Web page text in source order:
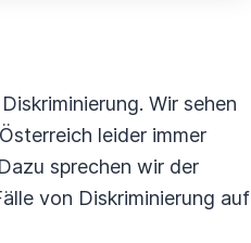
Wir sehen
leider immer
sprechen wir der
von Diskriminierung auf